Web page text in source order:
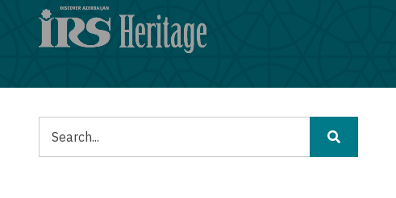
Παράκαμψη